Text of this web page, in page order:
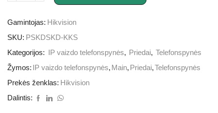
Gamintojas: Hikvision
SKU: PSKDSKD-KKS
Kategorijos:
IP vaizdo telefonspynės, Priedai, Telefonspynės
Žymos: IP vaizdo telefonspynės, Main, Priedai,Telefonspynės
Prekės ženklas: Hikvision
Dalintis: